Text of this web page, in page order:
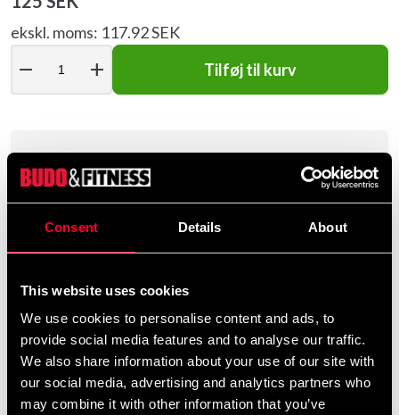
Consent Details About
This website uses cookies
We use cookies to personalise content and ads, to
provide social media features and to analyse our traffic.
We also share information about your use of our site with
our social media, advertising and analytics partners who
may combine it with other information that you’ve
ekskl. moms: 117.92 SEK
remove add Tilføj til kurv
Produktinformation
Af Paul Kee Kompendium med Taikyoku Shodan og
Heian Shodan på 30 sider
Detaljerede oplysninger
Anbefalede produkter